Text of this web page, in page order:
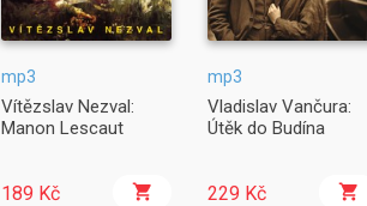
mp3
Vítězslav Nezval:
Manon Lescaut
189 Kč
mp3
Vladislav Vančura:
Útěk do Budína
229 Kč